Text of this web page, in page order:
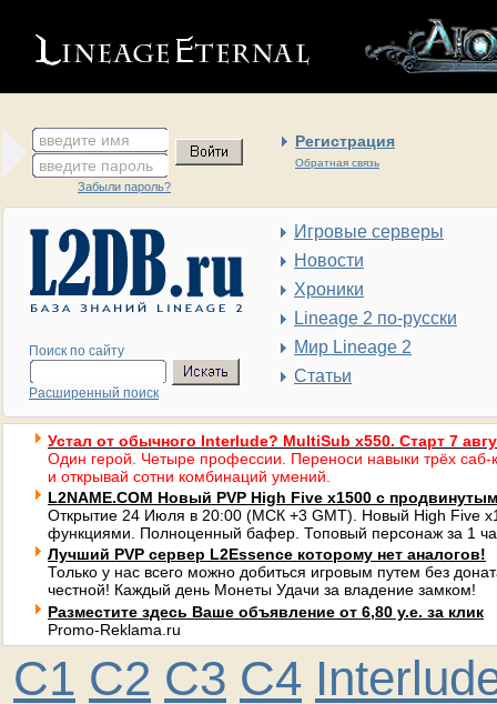
введите имя Регистрация
Обратная связь
введите пароль
Забыли пароль?
Поиск по сайту
Расширенный поиск
Игровые серверы
Новости
Хроники
Lineage 2 по-русски
Мир Lineage 2
Статьи
Устал от обычного Interlude? MultiSub x550. Старт 7
Один герой. Четыре профессии. Переноси навыки трёх саб-
и открывай сотни комбинаций умений.
L2NAME.COM Новый PVP High Five x1500 с
Открытие 24 Июля в 20:00 (МСК +3 GMT). Новый High Five
функциями. Полноценный бафер. Топовый персонаж за 1
Лучший PVP сервер L2Essence которому нет аналогов!
Только у нас всего можно добиться игровым путем без
честной! Каждый день Монеты Удачи за владение замком!
Разместите здесь Ваше объявление от 6,80 у.е. за клик
Promo-Reklama.ru
C1 C2 C3 C4